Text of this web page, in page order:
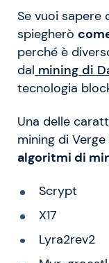
Se vuoi sapere
spiegherò
perché è
dal mining di
tecnologia
Una delle
mining di
algoritmi di
Scrypt
X17
Lyra2rev2